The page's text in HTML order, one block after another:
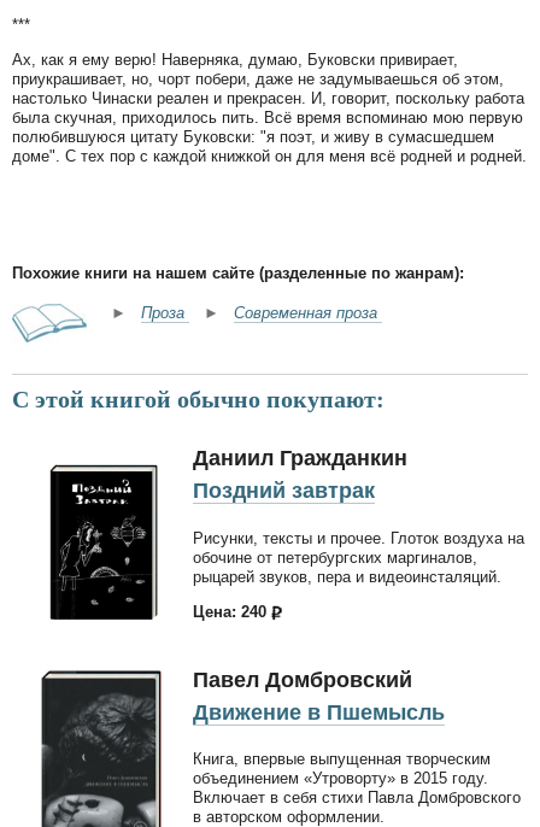
***
Ах, как я ему верю! Наверняка, думаю, Буковски привирает,
приукрашивает, но, чорт побери, даже не задумываешься об этом,
настолько Чинаски реален и прекрасен. И, говорит, поскольку работа
была скучная, приходилось пить. Всё время вспоминаю мою первую
полюбившуюся цитату Буковски: "я поэт, и живу в сумасшедшем
доме". С тех пор с каждой книжкой он для меня всё родней и родней.
Похожие книги на нашем сайте (разделенные по жанрам):
► Проза ► Современная проза
С этой книгой обычно покупают:
Даниил Гражданкин
Поздний завтрак
Рисунки, тексты и прочее. Глоток воздуха на
обочине от петербургских маргиналов,
рыцарей звуков, пера и видеоинсталяций.
Цена: 240
Павел Домбровский
Движение в Пшемысль
Книга, впервые выпущенная творческим
объединением «Утроворту» в 2015 году.
Включает в себя стихи Павла Домбровского
в авторском оформлении.